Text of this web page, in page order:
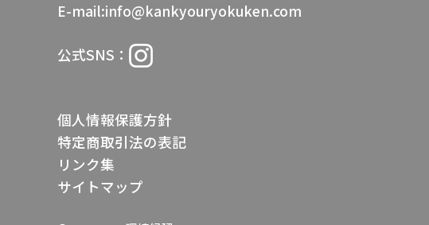
E-mail:info@kankyouryokuken.com
公式SNS：
個人情報保護方針
特定商取引法の表記
リンク集
サイトマップ